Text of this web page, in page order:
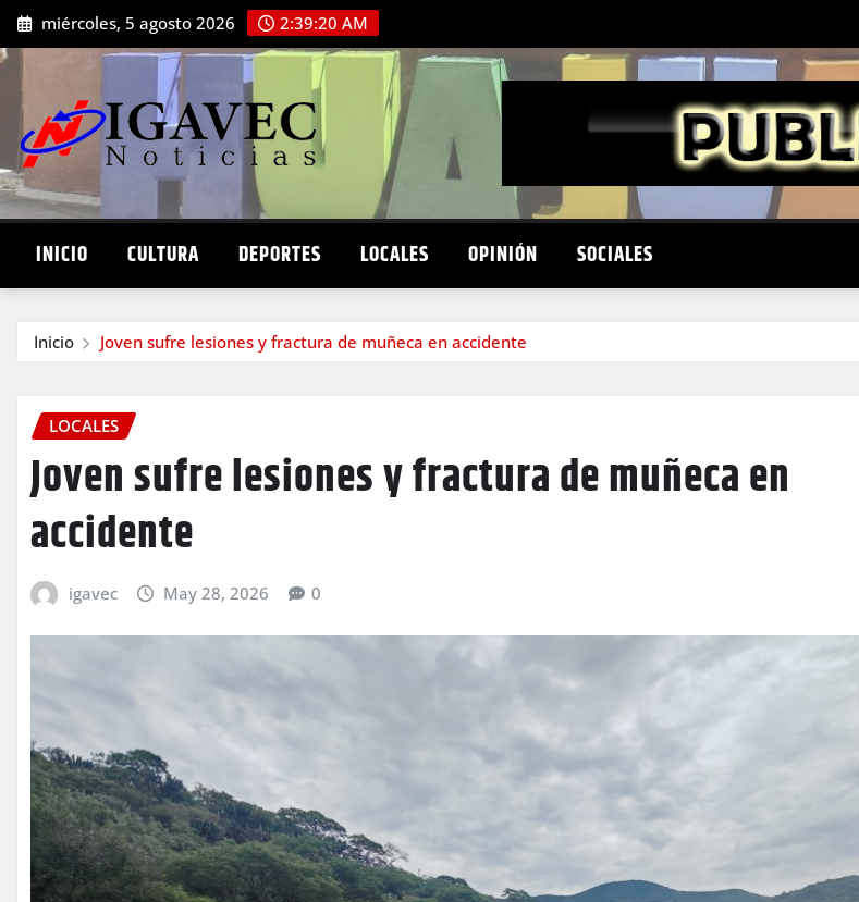
Saltar
al
contenido
miércoles, 5 agosto 2026 2:39:22 AM
INICIO CULTURA DEPORTES LOCALES OPINIÓN SOCIALES
Inicio Joven sufre lesiones y fractura de muñeca en accidente
LOCALES
Joven sufre lesiones y fractura de muñeca en
accidente
igavec May 28, 2026 0